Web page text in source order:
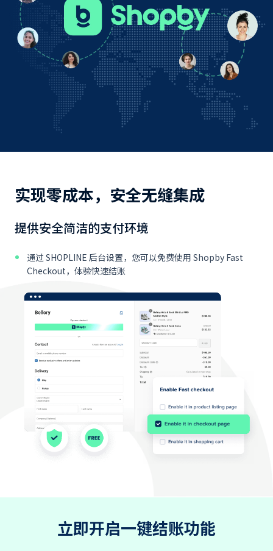
实现零成本，安全无缝集成
提供安全简洁的支付环境
通过 SHOPLINE 后台设置，您可以免费使用 Shopby Fast
Checkout，体验快速结账
立即开启一键结账功能